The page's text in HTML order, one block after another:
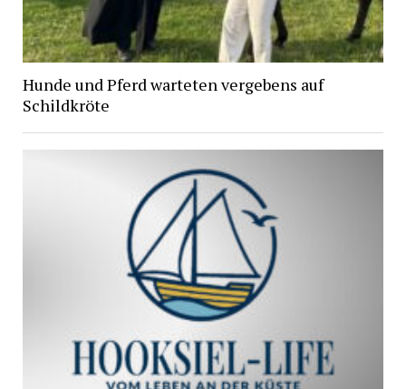
Hunde und Pferd warteten vergebens auf
Schildkröte